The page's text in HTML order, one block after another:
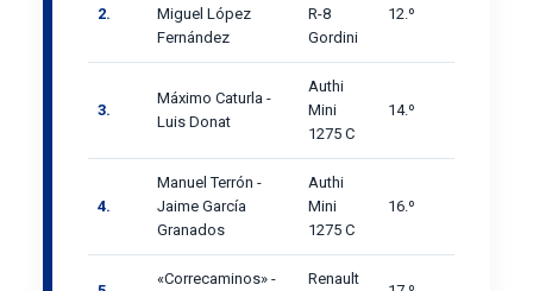
2.
Miguel López
Fernández
R-8
Gordini
12.º
3.
Máximo Caturla -
Luis Donat
Authi
Mini
1275 C
14.º
4.
Manuel Terrón -
Jaime García
Granados
Authi
Mini
1275 C
16.º
«Correcaminos» - Renault